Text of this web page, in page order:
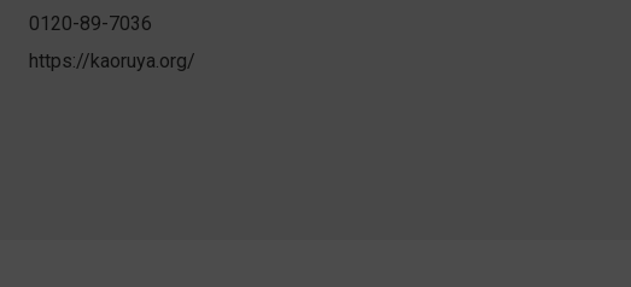
0120-89-7036
https://kaoruya.org/